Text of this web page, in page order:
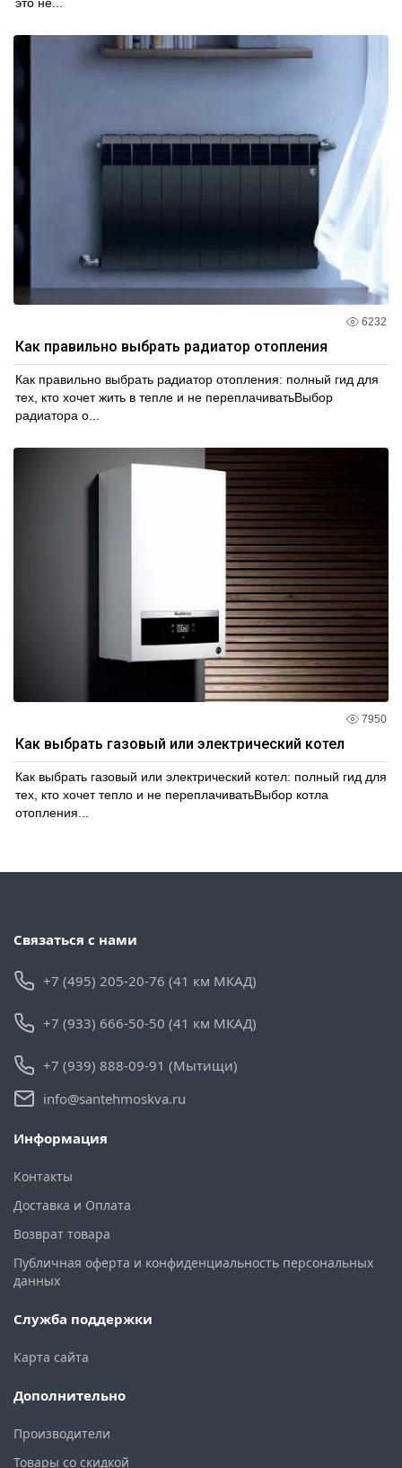
6232
Как правильно выбрать радиатор отопления
Как правильно выбрать радиатор отопления: полный гид для
тех, кто хочет жить в тепле и не переплачиватьВыбор
радиатора о...
7950
Как выбрать газовый или электрический котел
Как выбрать газовый или электрический котел: полный гид для
тех, кто хочет тепло и не переплачиватьВыбор котла
отопления...
Связаться с нами
+7 (495) 205-20-76 (41 км МКАД)
+7 (933) 666-50-50 (41 км МКАД)
+7 (939) 888-09-91 (Мытищи)
info@santehmoskva.ru
Информация
Контакты
Доставка и Оплата
Возврат товара
Публичная оферта и конфиденциальность персональных
данных
Служба поддержки
Карта сайта
Дополнительно
Производители
Товары со скидкой